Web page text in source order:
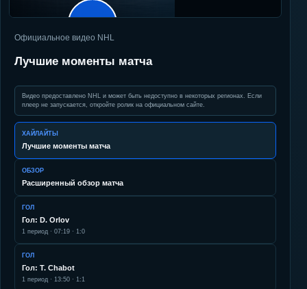
▶
Официальное видео NHL
Лучшие моменты матча
Видео предоставлено NHL и может быть недоступно в некоторых регионах. Если
плеер не запускается, откройте ролик на официальном сайте.
ХАЙЛАЙТЫ
Лучшие моменты матча
ОБЗОР
Расширенный обзор матча
ГОЛ
Гол: D. Orlov
1 период · 07:19 · 1:0
ГОЛ
Гол: T. Chabot
1 период · 13:50 · 1:1